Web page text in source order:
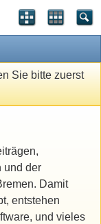
Sie bitte zuerst
und der
Damit
entstehen
und vieles